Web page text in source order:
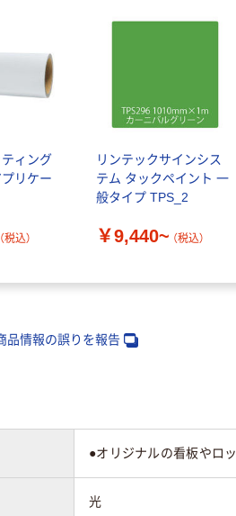
ィング
リケー
（税込）
リンテックサインシス
テム タックペイント 一
般タイプ TPS_2
￥9,440~ （税込）
品情報の誤りを報告
●オリジナルの看板やロ
光